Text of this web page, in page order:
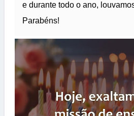
e durante todo o ano,
Parabéns!